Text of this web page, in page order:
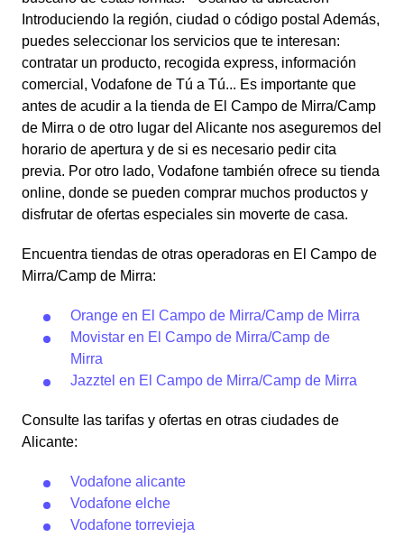
Introduciendo la región, ciudad o código postal Además,
puedes seleccionar los servicios que te interesan:
contratar un producto, recogida express, información
comercial, Vodafone de Tú a Tú... Es importante que
antes de acudir a la tienda de El Campo de Mirra/Camp
de Mirra o de otro lugar del Alicante nos aseguremos del
horario de apertura y de si es necesario pedir cita
previa. Por otro lado, Vodafone también ofrece su tienda
online, donde se pueden comprar muchos productos y
disfrutar de ofertas especiales sin moverte de casa.
Encuentra tiendas de otras operadoras en El Campo de
Mirra/Camp de Mirra:
Orange en El Campo de Mirra/Camp de Mirra
Movistar en El Campo de Mirra/Camp de
Mirra
Jazztel en El Campo de Mirra/Camp de Mirra
Consulte las tarifas y ofertas en otras ciudades de
Alicante:
Vodafone alicante
Vodafone elche
Vodafone torrevieja